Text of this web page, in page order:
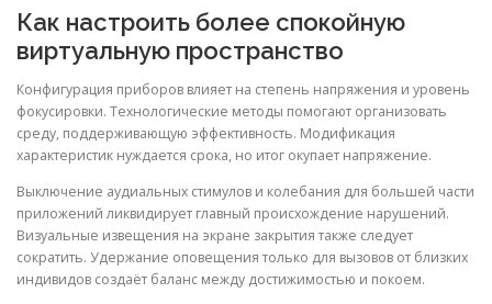
Как настроить более спокойную
виртуальную пространство
Конфигурация приборов влияет на степень напряжения и уровень
фокусировки. Технологические методы помогают организовать
среду, поддерживающую эффективность. Модификация
характеристик нуждается срока, но итог окупает напряжение.
Выключение аудиальных стимулов и колебания для большей части
приложений ликвидирует главный происхождение нарушений.
Визуальные извещения на экране закрытия также следует
сократить. Удержание оповещения только для вызовов от близких
индивидов создаёт баланс между достижимостью и покоем.